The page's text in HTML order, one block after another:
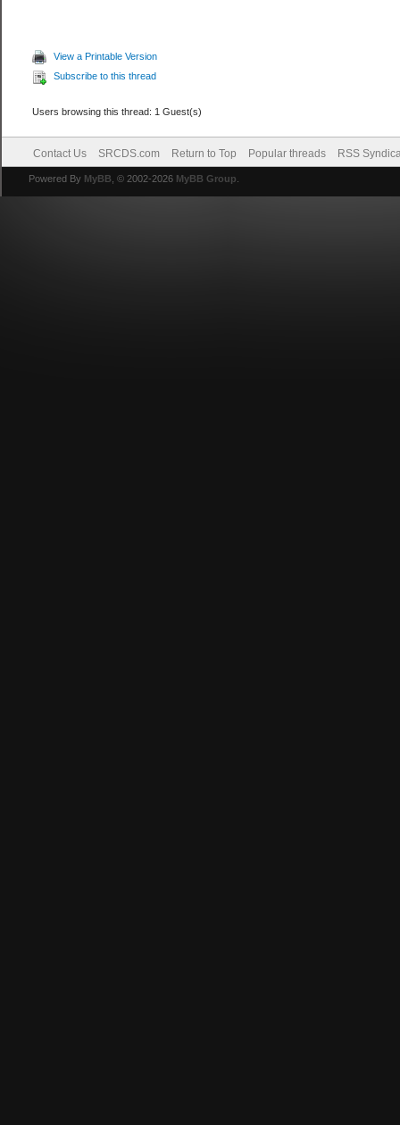
View a Printable Version
Subscribe to this thread
Users browsing this thread: 1 Guest(s)
Contact Us SRCDS.com Return to Top Popular threads RSS
Powered By MyBB , © 2002-2026 MyBB Group